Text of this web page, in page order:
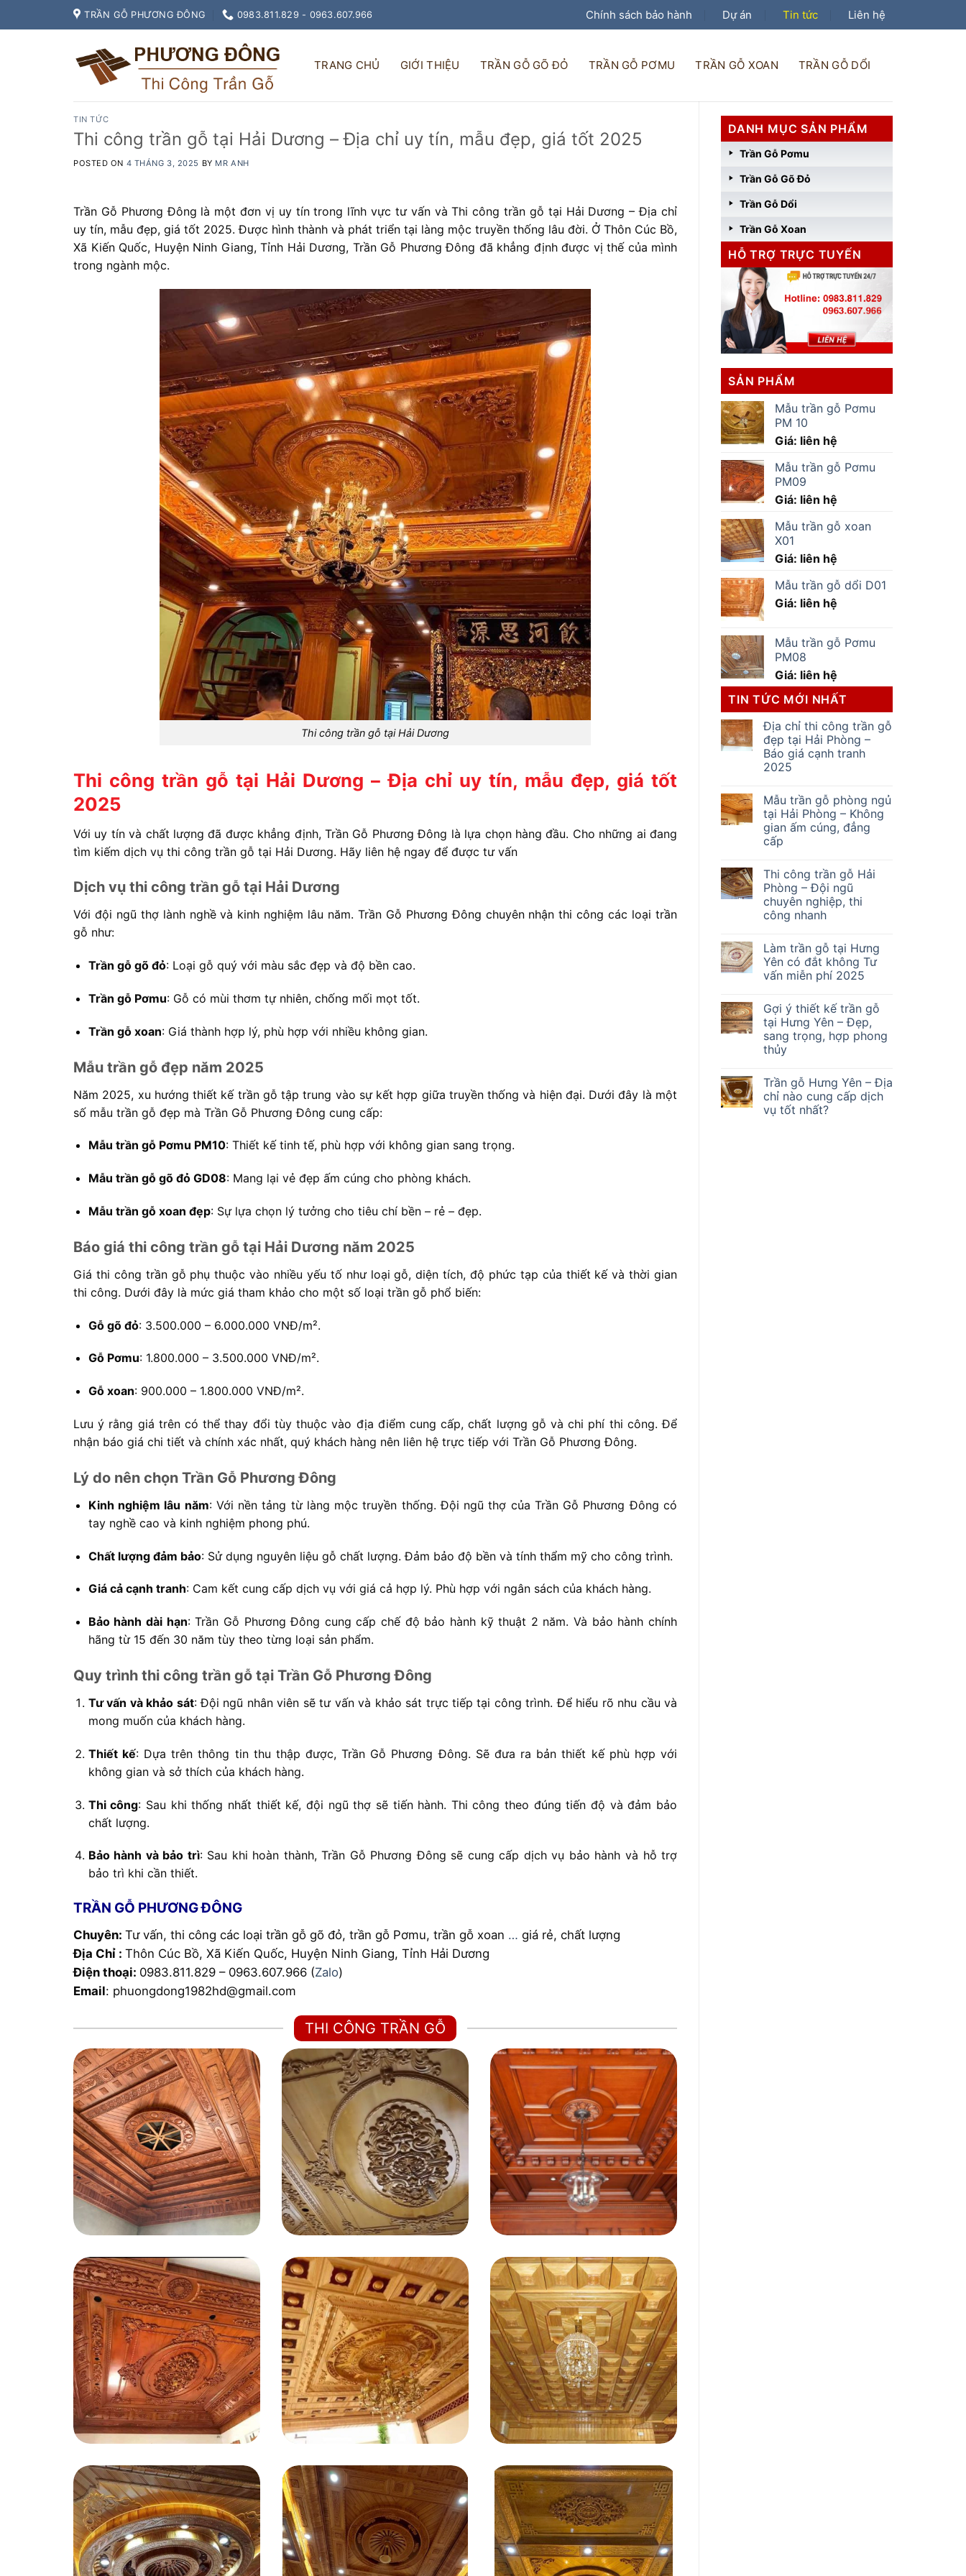
to
TRẦN GỖ PHƯƠNG ĐÔNG 0983.811.829 - 0963.607.966 Chính sách bảo hành Dự án Tin tức Liên hệ
TRANG CHỦ GIỚI THIỆU TRẦN GỖ GÕ ĐỎ TRẦN GỖ PƠMU TRẦN GỖ XOAN TRẦN GỖ DỔI
TIN TỨC
Thi công trần gỗ tại Hải Dương – Địa chỉ uy tín, mẫu đẹp, giá tốt 2025
POSTED ON 4 THÁNG 3, 2025 BY MR ANH
Trần Gỗ Phương Đông là một đơn vị uy tín trong lĩnh vực tư vấn và Thi công trần gỗ tại Hải Dương – Địa chỉ
uy tín, mẫu đẹp, giá tốt 2025. Được hình thành và phát triển tại làng mộc truyền thống lâu đời. Ở Thôn Cúc Bồ,
Xã Kiến Quốc, Huyện Ninh Giang, Tỉnh Hải Dương, Trần Gỗ Phương Đông đã khẳng định được vị thế của mình
trong ngành mộc.
Thi công trần gỗ tại Hải Dương
Thi công trần gỗ tại Hải Dương – Địa chỉ uy tín, mẫu đẹp, giá tốt
2025
Với uy tín và chất lượng đã được khẳng định, Trần Gỗ Phương Đông là lựa chọn hàng đầu. Cho những ai đang
tìm kiếm dịch vụ thi công trần gỗ tại Hải Dương. Hãy liên hệ ngay để được tư vấn
Dịch vụ thi công trần gỗ tại Hải Dương
Với đội ngũ thợ lành nghề và kinh nghiệm lâu năm. Trần Gỗ Phương Đông chuyên nhận thi công các loại trần
gỗ như:
Trần gỗ gõ đỏ: Loại gỗ quý với màu sắc đẹp và độ bền cao.
Trần gỗ Pơmu: Gỗ có mùi thơm tự nhiên, chống mối mọt tốt.
Trần gỗ xoan: Giá thành hợp lý, phù hợp với nhiều không gian.
Mẫu trần gỗ đẹp năm 2025
Năm 2025, xu hướng thiết kế trần gỗ tập trung vào sự kết hợp giữa truyền thống và hiện đại. Dưới đây là một
số mẫu trần gỗ đẹp mà Trần Gỗ Phương Đông cung cấp:
Mẫu trần gỗ Pơmu PM10: Thiết kế tinh tế, phù hợp với không gian sang trọng.
Mẫu trần gỗ gõ đỏ GD08: Mang lại vẻ đẹp ấm cúng cho phòng khách.
Mẫu trần gỗ xoan đẹp: Sự lựa chọn lý tưởng cho tiêu chí bền – rẻ – đẹp.
Báo giá thi công trần gỗ tại Hải Dương năm 2025
Giá thi công trần gỗ phụ thuộc vào nhiều yếu tố như loại gỗ, diện tích, độ phức tạp của thiết kế và thời gian
thi công. Dưới đây là mức giá tham khảo cho một số loại trần gỗ phổ biến:
Gỗ gõ đỏ: 3.500.000 – 6.000.000 VNĐ/m².
Gỗ Pơmu: 1.800.000 – 3.500.000 VNĐ/m².
Gỗ xoan: 900.000 – 1.800.000 VNĐ/m².
Lưu ý rằng giá trên có thể thay đổi tùy thuộc vào địa điểm cung cấp, chất lượng gỗ và chi phí thi công. Để
nhận báo giá chi tiết và chính xác nhất, quý khách hàng nên liên hệ trực tiếp với Trần Gỗ Phương Đông.
Lý do nên chọn Trần Gỗ Phương Đông
Kinh nghiệm lâu năm: Với nền tảng từ làng mộc truyền thống. Đội ngũ thợ của Trần Gỗ Phương Đông có
tay nghề cao và kinh nghiệm phong phú.
Chất lượng đảm bảo: Sử dụng nguyên liệu gỗ chất lượng. Đảm bảo độ bền và tính thẩm mỹ cho công trình.
Giá cả cạnh tranh: Cam kết cung cấp dịch vụ với giá cả hợp lý. Phù hợp với ngân sách của khách hàng.
Bảo hành dài hạn: Trần Gỗ Phương Đông cung cấp chế độ bảo hành kỹ thuật 2 năm. Và bảo hành chính
hãng từ 15 đến 30 năm tùy theo từng loại sản phẩm.
Quy trình thi công trần gỗ tại Trần Gỗ Phương Đông
Tư vấn và khảo sát: Đội ngũ nhân viên sẽ tư vấn và khảo sát trực tiếp tại công trình. Để hiểu rõ nhu cầu và
mong muốn của khách hàng.
Thiết kế: Dựa trên thông tin thu thập được, Trần Gỗ Phương Đông. Sẽ đưa ra bản thiết kế phù hợp với
không gian và sở thích của khách hàng.
Thi công: Sau khi thống nhất thiết kế, đội ngũ thợ sẽ tiến hành. Thi công theo đúng tiến độ và đảm bảo
chất lượng.
Bảo hành và bảo trì: Sau khi hoàn thành, Trần Gỗ Phương Đông sẽ cung cấp dịch vụ bảo hành và hỗ trợ
bảo trì khi cần thiết.
TRẦN GỖ PHƯƠNG ĐÔNG
Chuyên: Tư vấn, thi công các loại trần gỗ gõ đỏ, trần gỗ Pơmu, trần gỗ xoan … giá rẻ, chất lượng
Địa Chỉ : Thôn Cúc Bồ, Xã Kiến Quốc, Huyện Ninh Giang, Tỉnh Hải Dương
Điện thoại: 0983.811.829 – 0963.607.966 (Zalo)
Email: phuongdong1982hd@gmail.com
THI CÔNG TRẦN GỖ
DANH MỤC SẢN PHẨM
Trần Gỗ Pơmu
Trần Gỗ Gõ Đỏ
Trần Gỗ Dổi
Trần Gỗ Xoan
HỖ TRỢ TRỰC TUYẾN
SẢN PHẨM
Mẫu trần gỗ Pơmu
PM 10
Giá: liên hệ
Mẫu trần gỗ Pơmu
PM09
Giá: liên hệ
Mẫu trần gỗ xoan
X01
Giá: liên hệ
Mẫu trần gỗ dổi D01
Giá: liên hệ
Mẫu trần gỗ Pơmu
PM08
Giá: liên hệ
TIN TỨC MỚI NHẤT
Địa chỉ thi công trần gỗ
đẹp tại Hải Phòng –
Báo giá cạnh tranh
2025
Mẫu trần gỗ phòng ngủ
tại Hải Phòng – Không
gian ấm cúng, đẳng
cấp
Thi công trần gỗ Hải
Phòng – Đội ngũ
chuyên nghiệp, thi
công nhanh
Làm trần gỗ tại Hưng
Yên có đắt không Tư
vấn miễn phí 2025
Gợi ý thiết kế trần gỗ
tại Hưng Yên – Đẹp,
sang trọng, hợp phong
thủy
Trần gỗ Hưng Yên – Địa
chỉ nào cung cấp dịch
vụ tốt nhất?